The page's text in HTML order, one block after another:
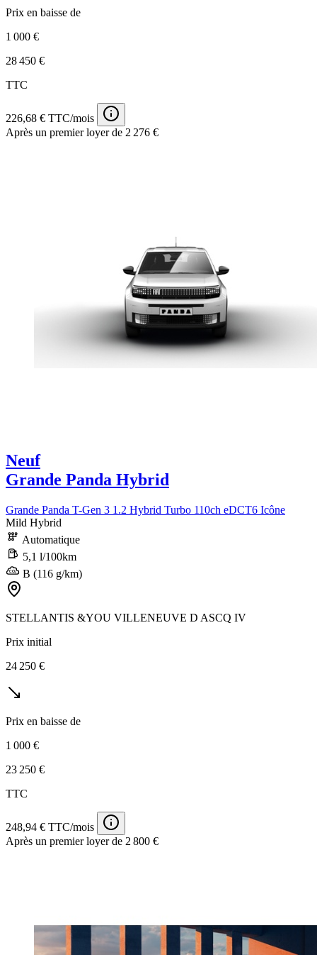
Prix en baisse de
1 000 €
28 450 €
TTC
226,68 € TTC/mois
Après un premier loyer de 2 276 €
Neuf
Grande Panda Hybrid
Grande Panda T-Gen 3 1.2 Hybrid Turbo 110ch eDCT6 Icône
Mild Hybrid
Automatique
5,1 l/100km
B (116 g/km)
STELLANTIS &YOU VILLENEUVE D ASCQ IV
Prix initial
24 250 €
Prix en baisse de
1 000 €
23 250 €
TTC
248,94 € TTC/mois
Après un premier loyer de 2 800 €